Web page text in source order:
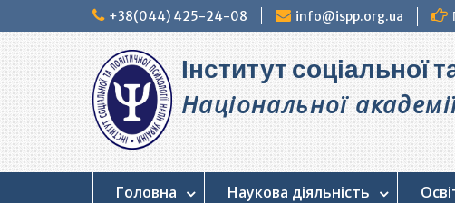
до
+38(044) 425-24-08 info@ispp.org.ua
Інститут соціальної
Національної
Головна Наукова діяльність